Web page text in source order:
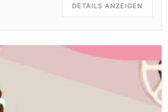
DETAILS ANZEIGEN